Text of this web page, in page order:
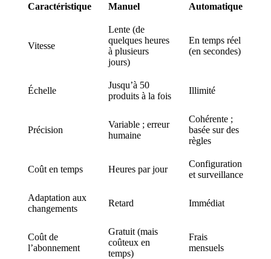
Caractéristique Manuel Automatique
Vitesse
Lente (de
quelques heures
à plusieurs
jours)
En temps réel
(en secondes)
Échelle
Jusqu’à 50
produits à la fois
Illimité
Précision
Variable ; erreur
humaine
Cohérente ;
basée sur des
règles
Coût en temps Heures par jour
Configuration
et surveillance
Adaptation aux
changements
Retard Immédiat
Coût de
l’abonnement
Gratuit (mais
coûteux en
temps)
Frais
mensuels